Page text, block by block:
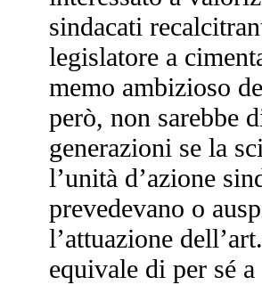
sindacati
legislatore a
memo ambizioso
però, non sarebbe
generazioni se la
l’unità d’azione
prevedevano o
l’attuazione
equivale di per sé